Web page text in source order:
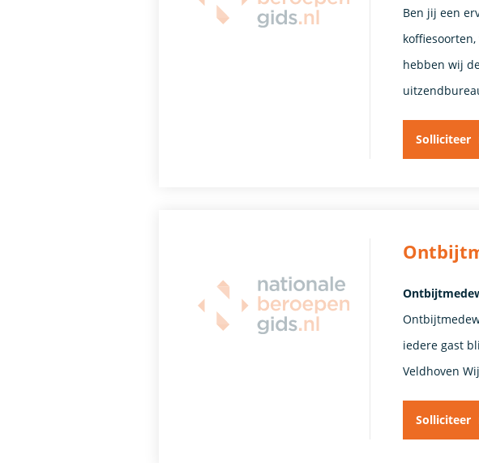
Ben jij een
hebben wij
Solliciteer
iedere gast
Veldhoven
Solliciteer